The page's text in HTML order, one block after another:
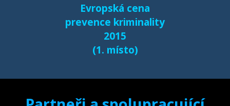
Evropská cena
prevence kriminality
2015
(1. místo)